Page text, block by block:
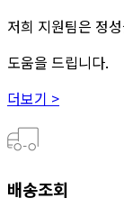
저희 지원팀은 정
도움을 드립니다.
더보기 >
배송조회